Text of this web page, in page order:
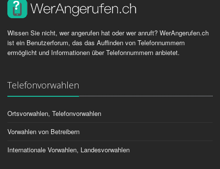
Wissen Sie nicht, wer angerufen hat oder wer anruft? WerAngerufen.ch
ist ein Benutzerforum, das das Auffinden von Telefonnummern
ermöglicht und Informationen über Telefonnummern anbietet.
Telefonvorwahlen
Ortsvorwahlen, Telefonvorwahlen
Vorwahlen von Betreibern
Internationale Vorwahlen, Landesvorwahlen